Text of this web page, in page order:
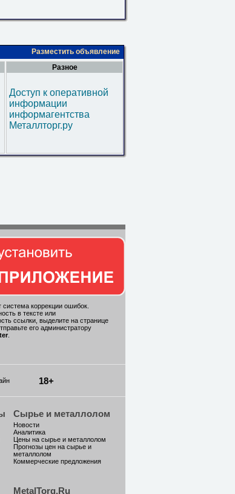
Разместить объявление
Разное
Доступ к оперативной
информации
информагентства
Металлторг.ру
система коррекции ошибок.
в тексте или
ссылки, выделите на странице
его администратору
.
18+
Сырье и металлолом
Новости
Аналитика
Цены на сырье и металлолом
Прогнозы цен на сырье и
металлолом
Коммерческие предложения
MetalTorg.Ru